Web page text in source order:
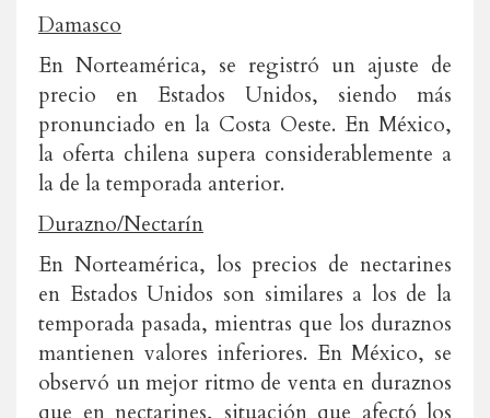
Damasco
En Norteamérica, se registró un ajuste de
precio en Estados Unidos, siendo más
pronunciado en la Costa Oeste. En México,
la oferta chilena supera considerablemente a
la de la temporada anterior.
Durazno/Nectarín
En Norteamérica, los precios de nectarines
en Estados Unidos son similares a los de la
temporada pasada, mientras que los duraznos
mantienen valores inferiores. En México, se
observó un mejor ritmo de venta en duraznos